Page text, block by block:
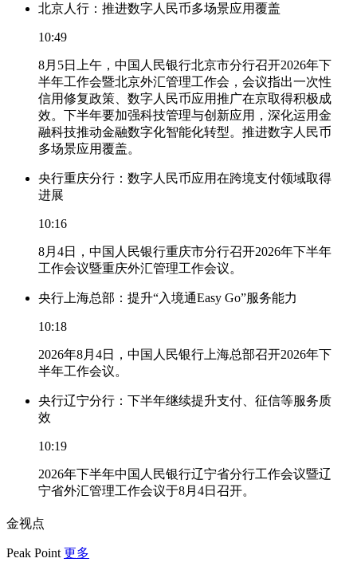
北京人行：推进数字人民币多场景应用覆盖
10:49
8月5日上午，中国人民银行北京市分行召开2026年下
半年工作会暨北京外汇管理工作会，会议指出一次性
信用修复政策、数字人民币应用推广在京取得积极成
效。下半年要加强科技管理与创新应用，深化运用金
融科技推动金融数字化智能化转型。推进数字人民币
多场景应用覆盖。
央行重庆分行：数字人民币应用在跨境支付领域取得
进展
10:16
8月4日，中国人民银行重庆市分行召开2026年下半年
工作会议暨重庆外汇管理工作会议。
央行上海总部：提升“入境通Easy Go”服务能力
10:18
2026年8月4日，中国人民银行上海总部召开2026年下
半年工作会议。
央行辽宁分行：下半年继续提升支付、征信等服务质
效
10:19
2026年下半年中国人民银行辽宁省分行工作会议暨辽
宁省外汇管理工作会议于8月4日召开。
金视点
Peak Point 更多